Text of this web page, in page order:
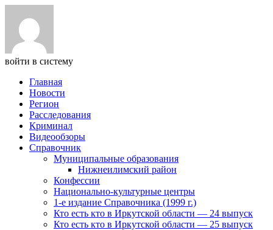
войти в систему
Главная
Новости
Регион
Расследования
Криминал
Видеообзоры
Справочник
Муниципальные образования
Нижнеилимский район
Конфессии
Национально-культурные центры
1-е издание Справочника (1999 г.)
Кто есть кто в Иркутской области — 24 выпуск
Кто есть кто в Иркутской области — 25 выпуск